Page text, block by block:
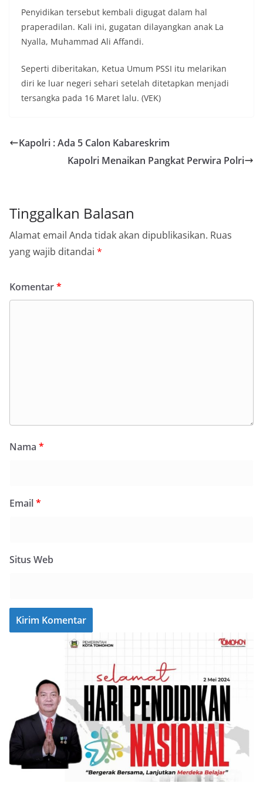
Penyidikan tersebut kembali digugat dalam hal
praperadilan. Kali ini, gugatan dilayangkan anak La
Nyalla, Muhammad Ali Affandi.
Seperti diberitakan, Ketua Umum PSSI itu melarikan
diri ke luar negeri sehari setelah ditetapkan menjadi
tersangka pada 16 Maret lalu. (VEK)
Kapolri : Ada 5 Calon Kabareskrim
Kapolri Menaikan Pangkat Perwira Polri
Tinggalkan Balasan
Alamat email Anda tidak akan dipublikasikan. Ruas
yang wajib ditandai *
Komentar*
Nama *
Email*
Situs Web